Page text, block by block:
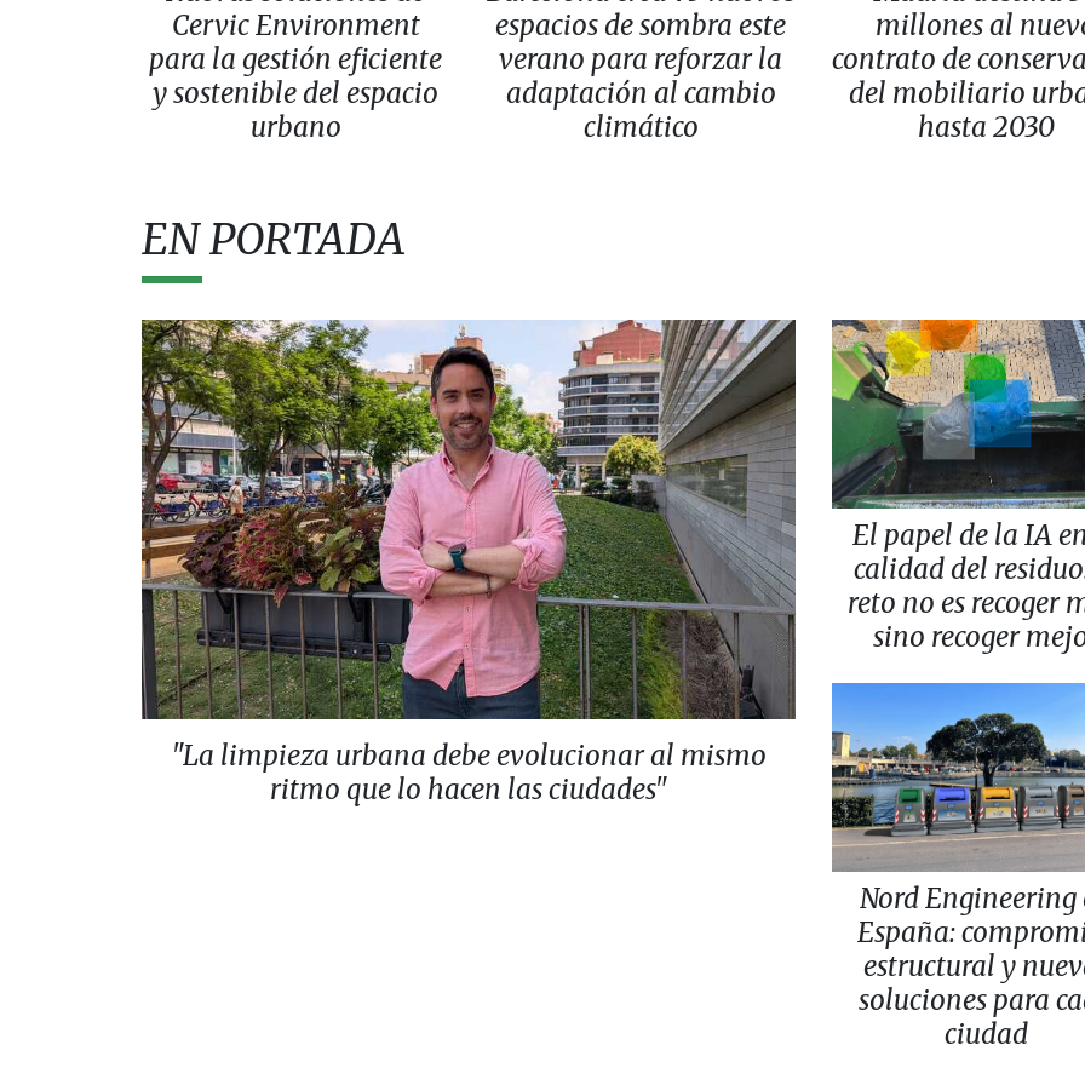
Cervic Environment
para la gestión eficiente
y sostenible del espacio
urbano
espacios de sombra este
verano para reforzar la
adaptación al cambio
climático
millones al
contrato de
del mobiliario
hasta 2030
EN PORTADA
"La limpieza urbana debe evolucionar al mismo
ritmo que lo hacen las ciudades"
El papel de la IA
calidad del
reto no es recoger
sino recoger
Nord Engineering
España:
estructural y
soluciones para
ciudad